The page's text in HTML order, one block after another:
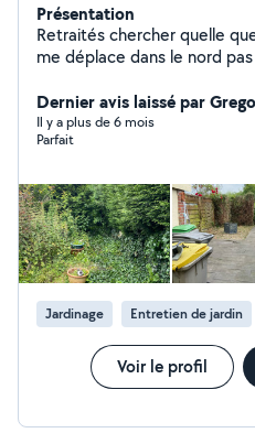
Présentation
Retraités chercher quelle que
me déplace dans le nord
jardin
Dernier avis laissé par
Il y a plus de 6 mois
Parfait
Jardinage Entretien de jardin
Voir le profil